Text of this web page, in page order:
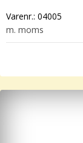
Varenr.: 04005
m. moms